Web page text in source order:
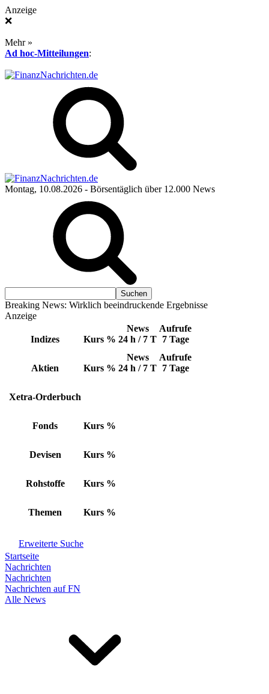
Anzeige
❌
Mehr »
Ad hoc-Mitteilungen:
Montag, 10.08.2026 - Börsentäglich über 12.000 News
Breaking News: Wirklich beeindruckende Ergebnisse
Anzeige
Indizes Kurs %
News
24 h / 7 T
Aufrufe
7 Tage
Aktien Kurs %
News
24 h / 7 T
Aufrufe
7 Tage
Xetra-Orderbuch
Fonds Kurs %
Devisen Kurs %
Rohstoffe Kurs %
Themen Kurs %
Erweiterte Suche
Startseite
Nachrichten
Nachrichten
Nachrichten auf FN
Alle News